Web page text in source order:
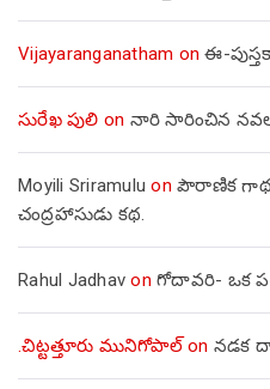
Vijayaranganatham onఈ-
సురేఖ పులి on నారి సారించిన
Moyili Sriramulu on పౌరాణిక
చంద్రహాసుడు కథ.
Rahul Jadhav on గోదావరి- ఒక
.చిట్టత్తూరు మునిగోపాల్on నడక